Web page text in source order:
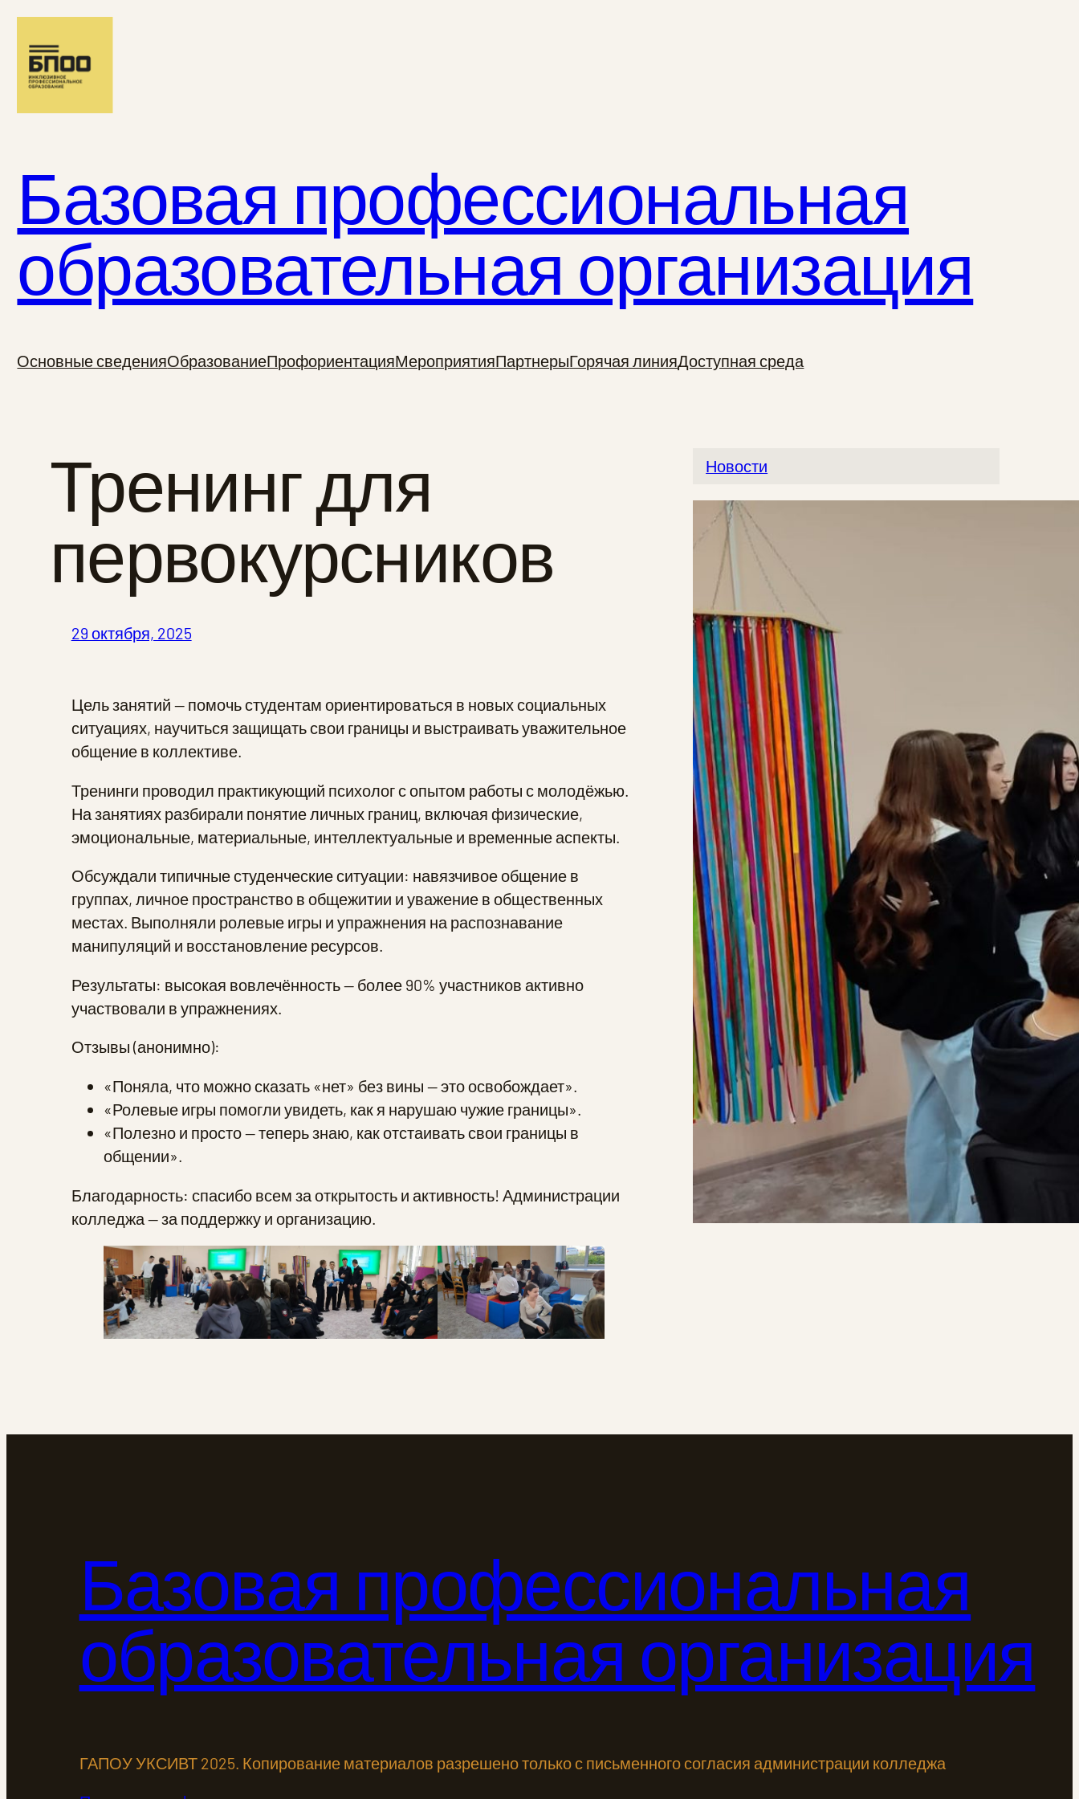
Перейти
содержимому
Базовая профессиональная
образовательная организация
Основные сведенияОбразованиеПрофориентацияМероприятияПартнерыГорячая линияДоступная среда
Тренинг для
первокурсников
29 октября, 2025
Цель занятий — помочь студентам ориентироваться в новых социальных
ситуациях, научиться защищать свои границы и выстраивать уважительное
общение в коллективе.
Тренинги проводил практикующий психолог с опытом работы с молодёжью.
На занятиях разбирали понятие личных границ, включая физические,
эмоциональные, материальные, интеллектуальные и временные аспекты.
Обсуждали типичные студенческие ситуации: навязчивое общение в
группах, личное пространство в общежитии и уважение в общественных
местах. Выполняли ролевые игры и упражнения на распознавание
манипуляций и восстановление ресурсов.
Результаты: высокая вовлечённость — более 90% участников активно
участвовали в упражнениях.
Отзывы (анонимно):
«Поняла, что можно сказать «нет» без вины — это освобождает».
«Ролевые игры помогли увидеть, как я нарушаю чужие границы».
«Полезно и просто — теперь знаю, как отстаивать свои границы в
общении».
Благодарность: спасибо всем за открытость и активность! Администрации
колледжа — за поддержку и организацию.
Новости
Базовая профессиональная
образовательная организация
ГАПОУ УКСИВТ 2025. Копирование материалов разрешено только с письменного согласия администрации колледжа